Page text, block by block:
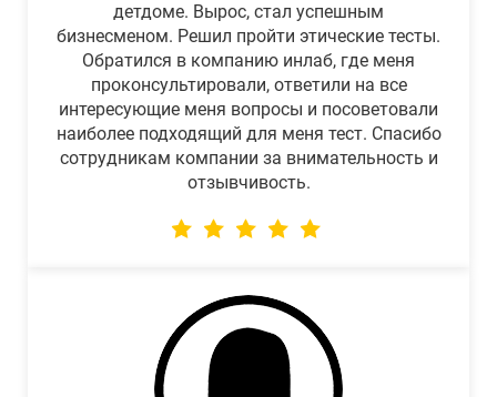
детдоме. Вырос, стал успешным
бизнесменом. Решил пройти этические тесты.
Обратился в компанию инлаб, где меня
проконсультировали, ответили на все
интересующие меня вопросы и посоветовали
наиболее подходящий для меня тест. Спасибо
сотрудникам компании за внимательность и
отзывчивость.